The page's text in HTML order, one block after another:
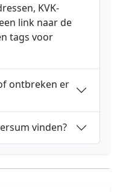
KVK-
link naar de
tags voor
ontbreken er
vinden?